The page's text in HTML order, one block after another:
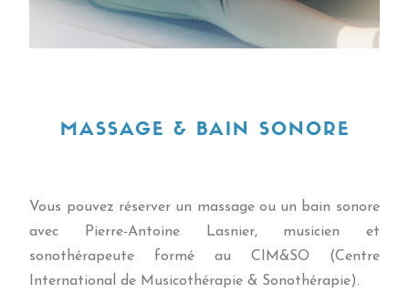
MASSAGE & BAIN SONORE
Vous pouvez réserver un massage ou un bain sonore
avec Pierre-Antoine Lasnier, musicien et
sonothérapeute formé au CIM&SO (Centre
International de Musicothérapie & Sonothérapie).